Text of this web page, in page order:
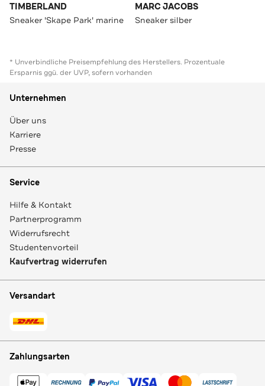
TIMBERLAND
Sneaker 'Skape Park' marine
MARC JACOBS
Sneaker silber
* Unverbindliche Preisempfehlung des Herstellers. Prozentuale
Ersparnis ggü. der UVP, sofern vorhanden
Unternehmen
Über uns
Karriere
Presse
Service
Hilfe & Kontakt
Partnerprogramm
Widerrufsrecht
Studentenvorteil
Kaufvertrag widerrufen
Versandart
Zahlungsarten